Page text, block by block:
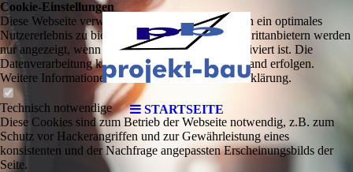
STARTSEITE
Cookie-Einstellungen
Diese Webseite verwendet Cookies, um Besuchern ein optimales
Nutzererlebnis zu bieten. Bestimmte Inhalte von Drittanbietern werden
nur angezeigt, wenn die entsprechende Option aktiviert ist. Die
Datenverarbeitung kann dann auch in einem Drittland erfolgen.
Weitere Informationen hierzu in der Datenschutzerklärung.
Technisch notwendige
Diese Cookies sind zum Betrieb der Webseite notwendig, z.B. zum
Schutz vor Hackerangriffen und zur Gewährleistung eines
konsistenten und der Nachfrage angepassten Erscheinungsbilds der
Seite.